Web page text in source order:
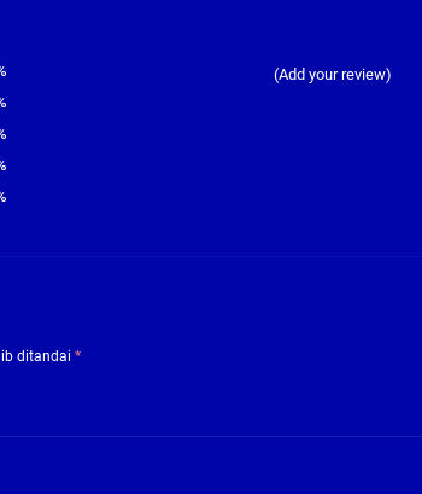
(Add your review)
ditandai *